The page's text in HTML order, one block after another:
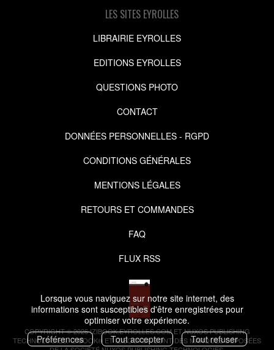
Lorsque vous naviguez sur notre site internet, des
informations sont susceptibles d'être enregistrées pour
optimiser votre expérience.
Préférences
Tout accepter Tout refuser
LES SITES EYROLLES
LIBRAIRIE EYROLLES
EDITIONS EYROLLES
QUESTIONS PHOTO
CONTACT
DONNÉES PERSONNELLES - RGPD
CONDITIONS GÉNÉRALES
MENTIONS LÉGALES
RETOURS ET COMMANDES
FAQ
FLUX RSS
COPYRIGHT © 2026 IZIBOOK.EYROLLES.COM ET NUXOS PUBLISHING
TECHNOLOGIES.IZIBOOK® ETIZIBOOKS®SONT DES MARQUES DÉPOSÉES